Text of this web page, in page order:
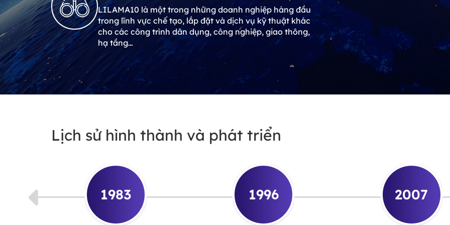
LILAMA10 là một trong những doanh nghiệp hàng đầu
trong lĩnh vực chế tạo, lắp đặt và dịch vụ kỹ thuật khác
cho các công trình dân dụng, công nghiệp, giao thông,
hạ tầng…
Lịch sử hình thành và phát triển
1983 1996 2007